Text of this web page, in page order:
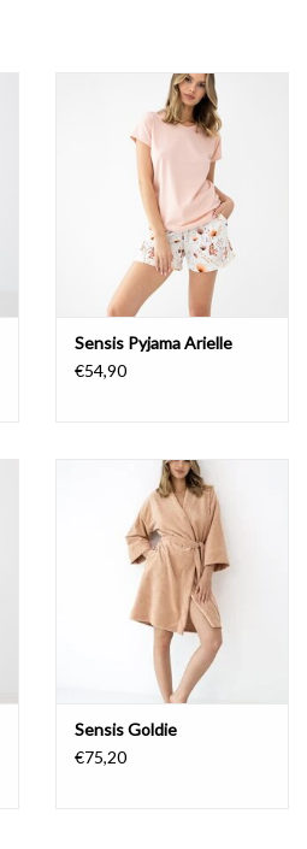
Sensis Pyjama Arielle
€54,90
Sensis Goldie
€75,20